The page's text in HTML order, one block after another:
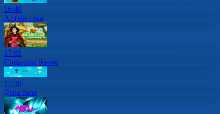
16:40
Алтын сақа
17:05
Сиқырлы бөлме
17:30
Дара бала